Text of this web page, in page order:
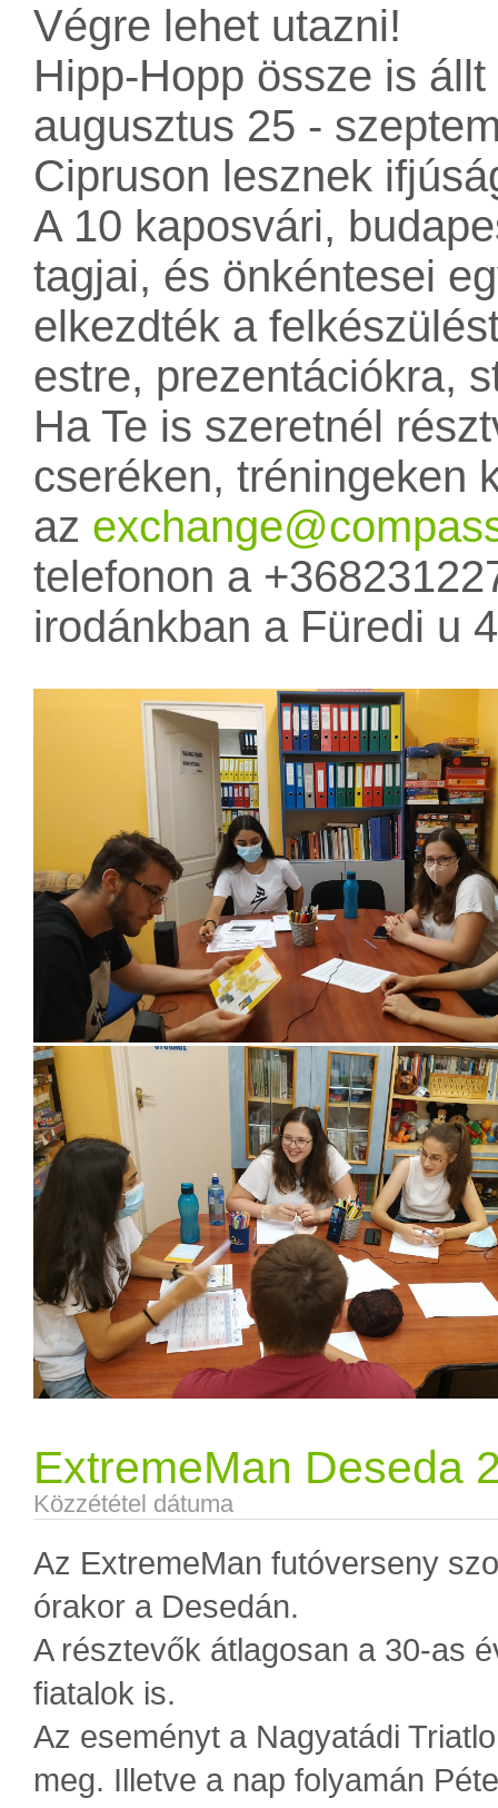
Végre lehet utazni!
Hipp-Hopp össze is
augusztus 25 -
Cipruson lesznek
A 10 kaposvári,
tagjai, és önkéntesei
elkezdték a
estre, prezentációkra,
Ha Te is szeretnél
cseréken, tréningeken
az
telefonon a
irodánkban a Füredi u
ExtremeMan Deseda
Közzététel dátuma
Az ExtremeMan futóverseny
órakor a Desedán.
A résztevők átlagosan a 30-as
fiatalok is.
Az eseményt a Nagyatádi
meg. Illetve a nap folyamán